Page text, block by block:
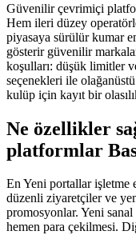
Güvenilir çevrimiçi
Hem ileri düzey
piyasaya sürülür kumar
gösterir güvenilir
koşulları: düşük limitler
seçenekleri ile
kulüp için kayıt bir
Ne özellikler
platformlar
En Yeni portallar işletme
düzenli ziyaretçiler ve
promosyonlar. Yeni
hemen para çekilmesi.